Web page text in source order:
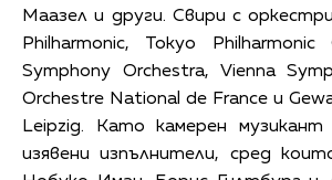
Маазел и други. Свири с
Philharmonic, Tokyo
Symphony Orchestra, Vienna
Orchestre National de France и
Leipzig. Като камерен
изявени изпълнители, сред